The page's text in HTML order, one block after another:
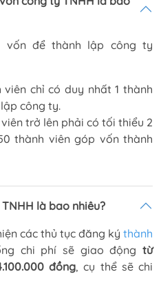
vốn để thành lập công ty
viên chỉ có duy nhất 1 thành
công ty.
trở lên phải có tối thiểu 2
thành viên góp vốn thành
là bao nhiêu?
các thủ tục đăng ký thành
chi phí sẽ giao độngtừ
đồng, cụ thể sẽ chi